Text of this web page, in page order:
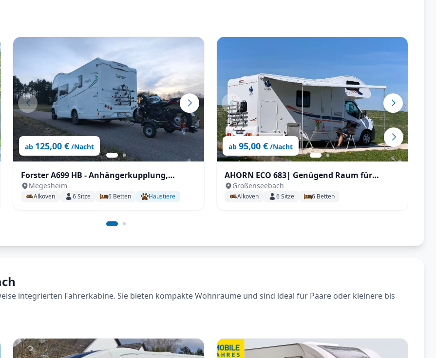
ab 125,00 € /Nacht
Forster A699 HB - Anhängerkupplung,
Markise, Fahrradträger,
Fahrerhausverdunklung uvm.
Megesheim
Alkoven 6Sitze 6 Betten Haustiere
ab 95,00 € /Nacht
AHORN ECO 683| Genügend Raum für
Familien mit Klima etc.
Großenseebach
Alkoven 6Sitze 6 Betten
integrierten Fahrerkabine. Sie bieten kompakte Wohnräume und sind ideal für Paare oder kleinere bis